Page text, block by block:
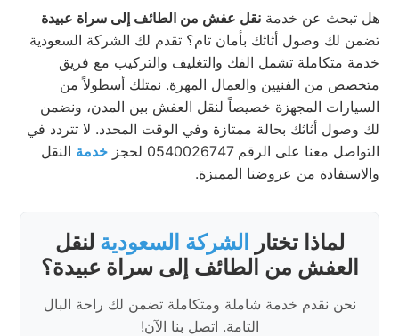
هل تبحث عن خدمةنقل عفش من الطائف إلى سراة عبيدة
تضمن لك وصول أثاثك بأمان تام؟ تقدم لك الشركة السعودية
خدمة متكاملة تشمل الفك والتغليف والتركيب مع فريق
متخصص من الفنيين والعمال المهرة. نمتلك أسطولاً من
السيارات المجهزة خصيصاً لنقل العفش بين المدن، ونضمن
لك وصول أثاثك بحالة ممتازة وفي الوقت المحدد. لا تتردد في
التواصل معنا على الرقم 0540026747 لحجز
خدمة النقل
والاستفادة من عروضنا المميزة.
لماذا تختار الشركة السعودية لنقل
العفش من الطائف إلى سراة عبيدة؟
نحن نقدم خدمة شاملة ومتكاملة تضمن لك راحة البال
التامة. اتصل بنا الآن!